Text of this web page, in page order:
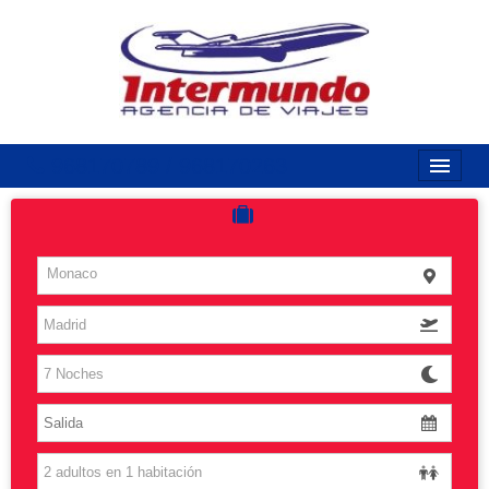
Costas
Vuelos
Islas
Caribe
Grandes Viajes
Monaco